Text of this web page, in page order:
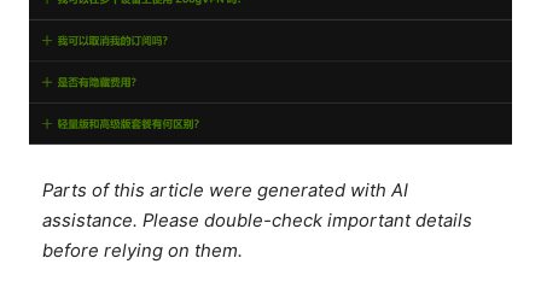
Parts of this article were generated with AI
assistance. Please double-check important details
before relying on them.